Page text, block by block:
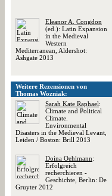
Eleanor A. Congdon
(ed.): Latin Expansion
in the Medieval
Western
Mediterranean, Aldershot:
Ashgate 2013
Weitere Rezensionen von
Thomas Wozniak:
Sarah Kate Raphael:
Climate and Political
Climate.
Environmental
Disasters in the Medieval Levant,
Leiden / Boston: Brill 2013
Doina Oehlmann:
Erfolgreich
recherchieren -
Geschichte, Berlin: De
Gruyter 2012